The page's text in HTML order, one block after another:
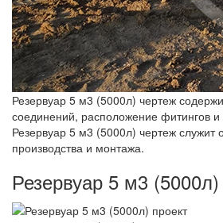
Резервуар 5 м3 (5000л) чертеж
соединений, расположение фитингов и
Резервуар 5 м3 (5000л) чертеж служит
производства и монтажа.
Резервуар 5 м3 (5000л)